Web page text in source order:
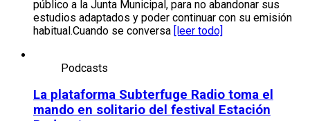
público a la Junta Municipal, para no abandonar sus
estudios adaptados y poder continuar con su emisión
habitual.Cuando se conversa [leer todo]
Podcasts
La plataforma Subterfuge Radio toma el
mando en solitario del festival Estación